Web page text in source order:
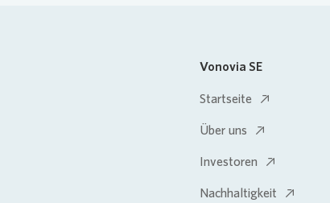
Vonovia SE
Startseite
Über uns
Investoren
Nachhaltigkeit